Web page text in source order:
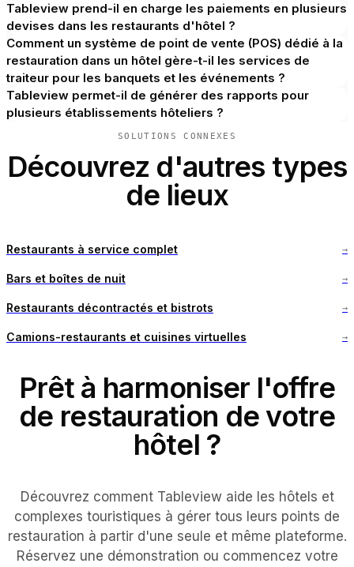
Tableview prend-il en charge les paiements en plusieurs
devises dans les restaurants d'hôtel ?
Comment un système de point de vente (POS) dédié à la
restauration dans un hôtel gère-t-il les services de
traiteur pour les banquets et les événements ?
Tableview permet-il de générer des rapports pour
plusieurs établissements hôteliers ?
SOLUTIONS CONNEXES
Découvrez d'autres types
de lieux
Restaurants à service complet →
Bars et boîtes de nuit →
Restaurants décontractés et bistrots →
Camions-restaurants et cuisines virtuelles →
Prêt à harmoniser l'offre
de restauration de votre
hôtel ?
Découvrez comment Tableview aide les hôtels et
complexes touristiques à gérer tous leurs points de
restauration à partir d'une seule et même plateforme.
Réservez une démonstration ou commencez votre